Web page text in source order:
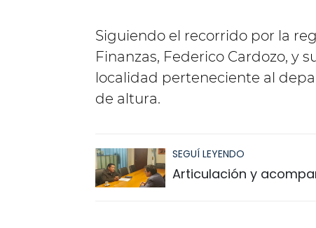
Siguiendo el recorrido por la
Finanzas, Federico Cardozo, y
localidad perteneciente al
de altura.
SEGUÍ LEYENDO
Articulación y